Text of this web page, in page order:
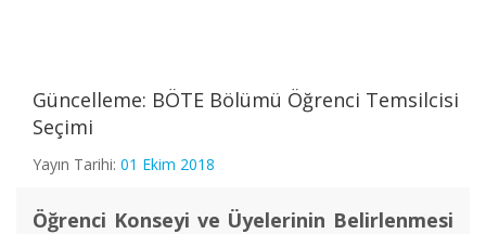
İçerik
Güncelleme: BÖTE Bölümü Öğrenci Temsilcisi
Seçimi
Yayın Tarihi: 01 Ekim 2018
Öğrenci Konseyi ve Üyelerinin Belirlenmesi